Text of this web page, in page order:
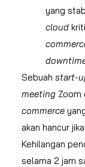
yang
cloud
Sebuah start-
meetingZoom
commerce
akan hancur
Kehilangan
selama 2 jam